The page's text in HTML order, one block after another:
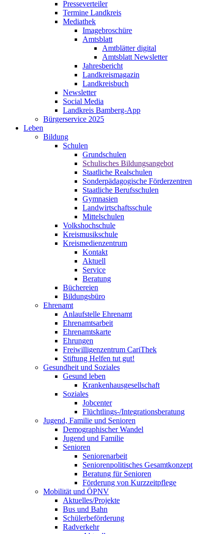
Presseverteiler
Termine Landkreis
Mediathek
Imagebroschüre
Amtsblatt
Amtblätter digital
Amtsblatt Newsletter
Jahresbericht
Landkreismagazin
Landkreisbuch
Newsletter
Social Media
Landkreis Bamberg-App
Bürgerservice 2025
Leben
Bildung
Schulen
Grundschulen
Schulisches Bildungsangebot
Staatliche Realschulen
Sonderpädagogische Förderzentren
Staatliche Berufsschulen
Gymnasien
Landwirtschaftsschule
Mittelschulen
Volkshochschule
Kreismusikschule
Kreismedienzentrum
Kontakt
Aktuell
Service
Beratung
Büchereien
Bildungsbüro
Ehrenamt
Anlaufstelle Ehrenamt
Ehrenamtsarbeit
Ehrenamtskarte
Ehrungen
Freiwilligenzentrum CariThek
Stiftung Helfen tut gut!
Gesundheit und Soziales
Gesund leben
Krankenhausgesellschaft
Soziales
Jobcenter
Flüchtlings-/Integrationsberatung
Jugend, Familie und Senioren
Demographischer Wandel
Jugend und Familie
Senioren
Seniorenarbeit
Seniorenpolitisches Gesamtkonzept
Beratung für Senioren
Förderung von Kurzzeitpflege
Mobilität und ÖPNV
Aktuelles/Projekte
Bus und Bahn
Schülerbeförderung
Radverkehr